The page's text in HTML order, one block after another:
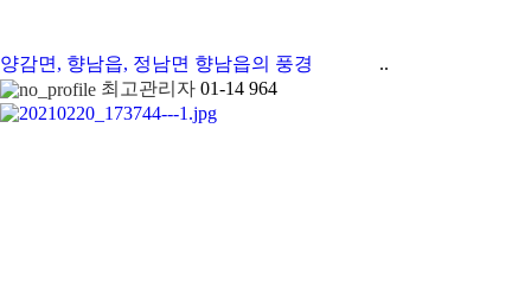
양감면, 향남읍, 정남면 향남읍의 풍경
..
최고관리자 01-14 964